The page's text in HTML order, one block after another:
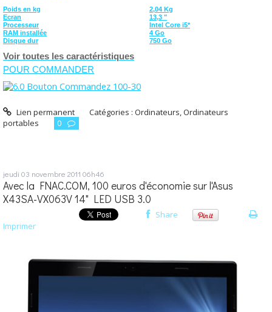
Poids en kg
2,04 Kg
Ecran
13,3 "
Processeur
Intel Core i5*
RAM installée
4 Go
Disque dur
750 Go
Voir toutes les caractéristiques
POUR COMMANDER
Lien permanent Catégories :Ordinateurs,Ordinateurs
portables
0
jeudi 03 novembre 2011 06h46
Avec la FNAC.COM, 100 euros d'économie sur l'Asus
X43SA-VX063V 14" LED USB 3.0
Share
Imprimer